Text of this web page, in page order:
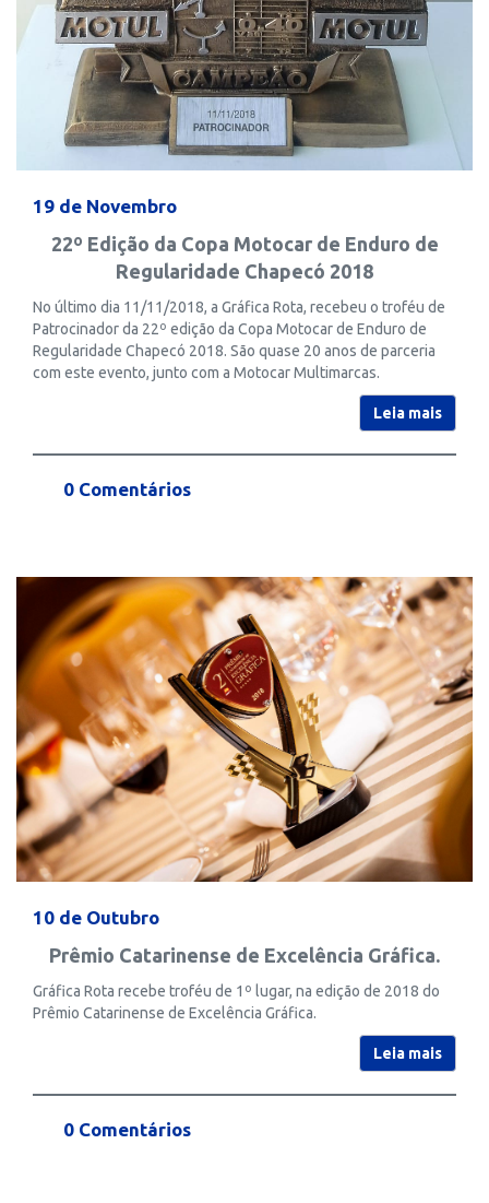
19 de Novembro
22º Edição da Copa Motocar de Enduro de
Regularidade Chapecó 2018
No último dia 11/11/2018, a Gráfica Rota, recebeu o troféu de
Patrocinador da 22º edição da Copa Motocar de Enduro de
Regularidade Chapecó 2018. São quase 20 anos de parceria
com este evento, junto com a Motocar Multimarcas.
Leia mais
0 Comentários
10 de Outubro
Prêmio Catarinense de Excelência Gráfica.
Gráfica Rota recebe troféu de 1º lugar, na edição de 2018 do
Prêmio Catarinense de Excelência Gráfica.
Leia mais
0 Comentários